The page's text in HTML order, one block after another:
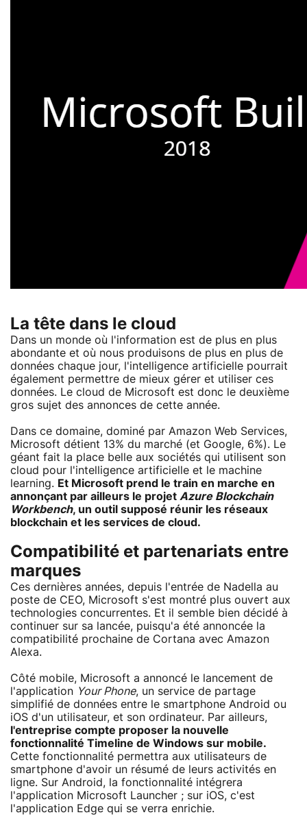
La tête dans le cloud
Dans un monde où l'information est de plus en plus
abondante et où nous produisons de plus en plus de
données chaque jour, l'intelligence artificielle pourrait
également permettre de mieux gérer et utiliser ces
données. Le cloud de Microsoft est donc le deuxième
gros sujet des annonces de cette année.
Dans ce domaine, dominé par Amazon Web Services,
Microsoft détient 13% du marché (et Google, 6%). Le
géant fait la place belle aux sociétés qui utilisent son
cloud pour l'intelligence artificielle et le machine
learning. Et Microsoft prend le train en marche en
annonçant par ailleurs le projet Azure Blockchain
Workbench, un outil supposé réunir les réseaux
blockchain et les services de cloud.
Compatibilité et partenariats entre
marques
Ces dernières années, depuis l'entrée de Nadella au
poste de CEO, Microsoft s'est montré plus ouvert aux
technologies concurrentes. Et il semble bien décidé à
continuer sur sa lancée, puisqu'a été annoncée la
compatibilité prochaine de Cortana avec Amazon
Alexa.
Côté mobile, Microsoft a annoncé le lancement de
l'application Your Phone, un service de partage
simplifié de données entre le smartphone Android ou
iOS d'un utilisateur, et son ordinateur. Par ailleurs,
l'entreprise compte proposer la nouvelle
fonctionnalité Timeline de Windows sur mobile.
Cette fonctionnalité permettra aux utilisateurs de
smartphone d'avoir un résumé de leurs activités en
ligne. Sur Android, la fonctionnalité intégrera
l'application Microsoft Launcher ; sur iOS, c'est
l'application Edge qui se verra enrichie.